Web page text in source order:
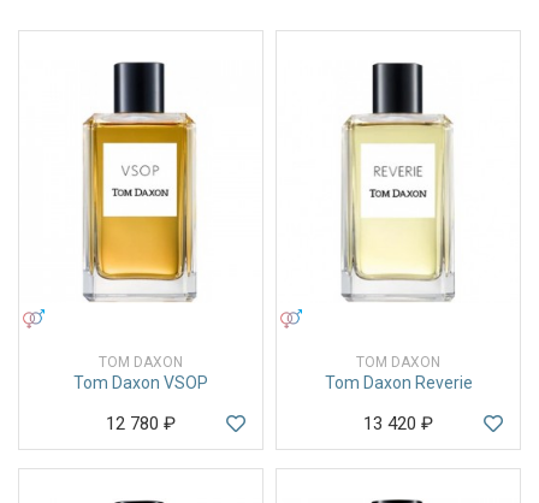
TOM DAXON
Tom Daxon VSOP
12 780 ₽
TOM DAXON
Tom Daxon Reverie
13 420 ₽